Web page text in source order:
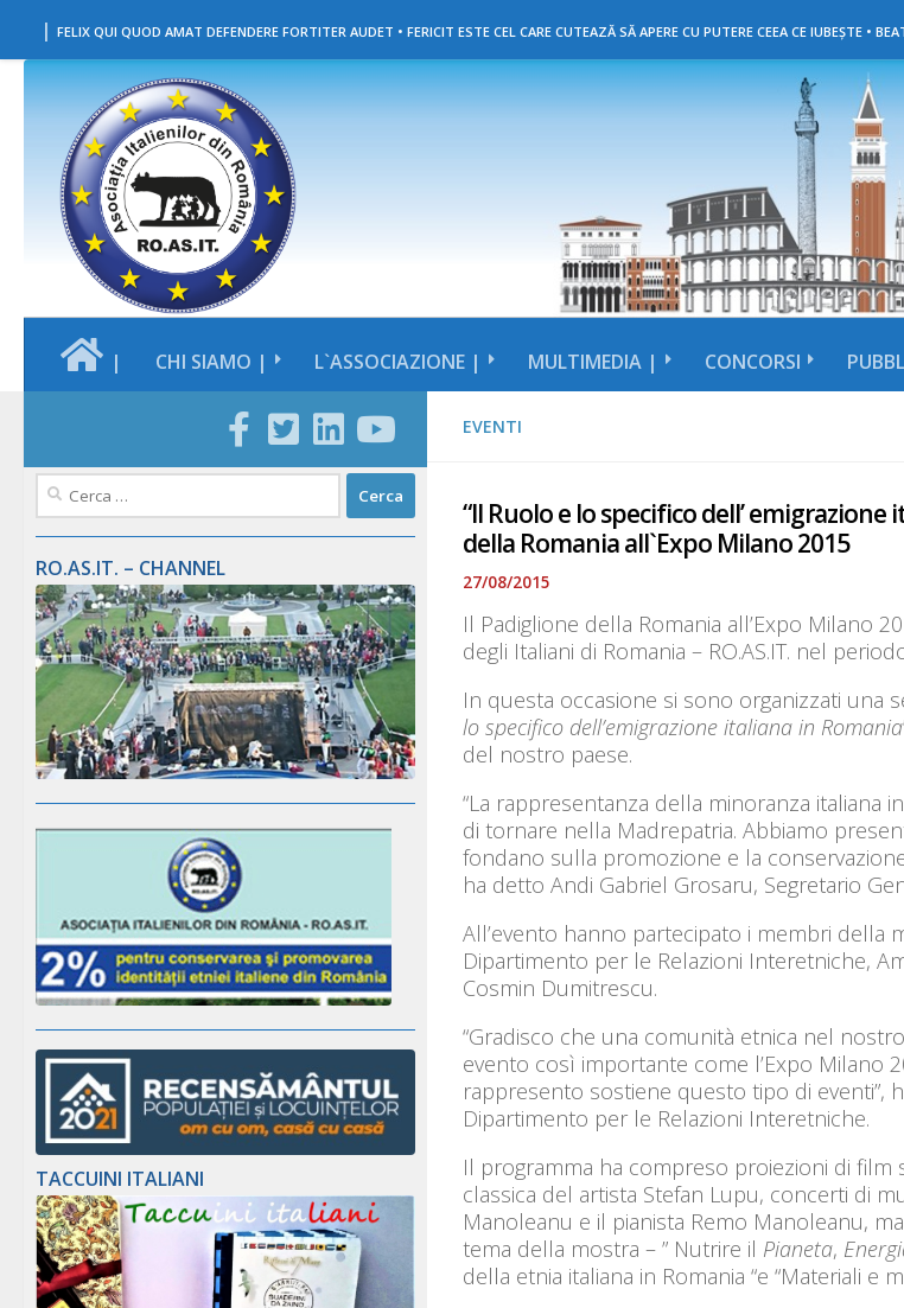
Salta al contenuto
| FELIX QUI QUOD AMAT DEFENDERE FORTITER AUDET • FERICIT ESTE CEL CARE CUTEAZĂ SĂ APERE CU PUTERE CEEA CE IUBEȘTE •
| CHI SIAMO | L`ASSOCIAZIONE | MULTIMEDIA | CONCORSI
EVENTI
“Il Ruolo e lo specifico dell’
della Romania all`Expo Milano 2015
27/08/2015
Il Padiglione della Romania all’Expo Milano
degli Italiani di Romania – RO.AS.IT. nel
In questa occasione si sono organizzati una
lo specifico dell’emigrazione italiana in Romania
del nostro paese.
“La rappresentanza della minoranza italiana
di tornare nella Madrepatria. Abbiamo
fondano sulla promozione e la
ha detto Andi Gabriel Grosaru, Segretario
All’evento hanno partecipato i membri della
Dipartimento per le Relazioni Interetniche,
Cosmin Dumitrescu.
“Gradisco che una comunità etnica nel
evento così importante come l’Expo Milano
rappresento sostiene questo tipo di eventi”,
Dipartimento per le Relazioni Interetniche.
Il programma ha compreso proiezioni di film
classica del artista Stefan Lupu, concerti di
Manoleanu e il pianista Remo Manoleanu,
tema della mostra – ” Nutrire il Pianeta,
della etnia italiana in Romania “e “Materiali e
Ricerca
RO.AS.IT. – CHANNEL
TACCUINI ITALIANI